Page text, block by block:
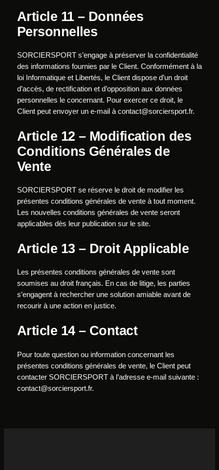
Article 11 – Données
Personnelles
SORCIERSPORT s’engage à préserver la confidentialité
des informations fournies par le Client. Conformément à la
loi Informatique et Libertés, le Client dispose d’un droit
d’accès, de rectification et d’opposition aux données
personnelles le concernant. Pour exercer ce droit, le
Client peut envoyer un e-mail à contact@sorciersport.fr.
Article 12 – Modification des
Conditions Générales de
Vente
SORCIERSPORT se réserve le droit de modifier les
présentes conditions générales de vente à tout moment.
Les nouvelles conditions générales de vente seront
applicables dès leur publication sur le site.
Article 13 – Droit Applicable
Les présentes conditions générales de vente sont
soumises au droit français. En cas de litige, les parties
s’engagent à rechercher une solution amiable avant de
recourir à une action en justice.
Article 14 – Contact
Pour toute question ou information concernant les
présentes conditions générales de vente, le Client peut
contacter SORCIERSPORT à l’adresse e-mail suivante :
contact@sorciersport.fr.